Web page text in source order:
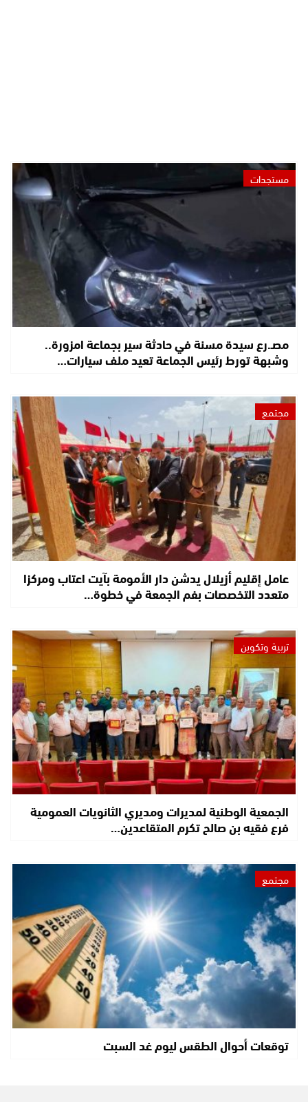
مستجدات
مصـ.رع سيدة مسنة في حادثة سير بجماعة امزورة..
وشبهة تورط رئيس الجماعة تعيد ملف سيارات…
مجتمع
عامل إقليم أزيلال يدشن دار الأمومة بآيت اعتاب ومركزا
متعدد التخصصات بفم الجمعة في خطوة…
تربية وتكوين
الجمعية الوطنية لمديرات ومديري الثانويات العمومية
فرع فقيه بن صالح تكرم المتقاعدين…
مجتمع
توقعات أحوال الطقس ليوم غد السبت